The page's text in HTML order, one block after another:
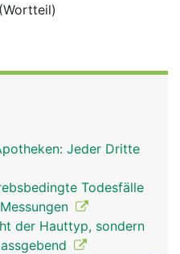
Jeder Dritte
Todesfälle
der Hauttyp, sondern